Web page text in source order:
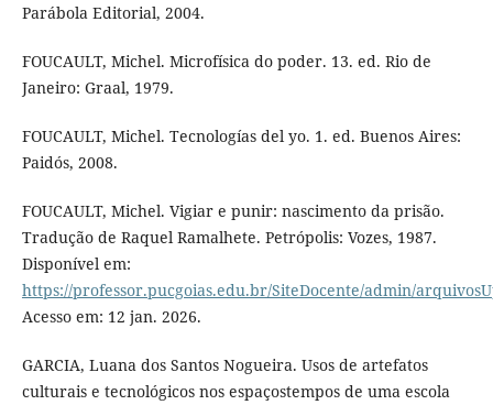
Parábola Editorial, 2004.
FOUCAULT, Michel. Microfísica do poder. 13. ed. Rio de
Janeiro: Graal, 1979.
FOUCAULT, Michel. Tecnologías del yo. 1. ed. Buenos Aires:
Paidós, 2008.
FOUCAULT, Michel. Vigiar e punir: nascimento da prisão.
Tradução de Raquel Ramalhete. Petrópolis: Vozes, 1987.
Disponível em:
https://professor.pucgoias.edu.br/SiteDocente/admin/
Acesso em: 12 jan. 2026.
GARCIA, Luana dos Santos Nogueira. Usos de artefatos
culturais e tecnológicos nos espaçostempos de uma escola